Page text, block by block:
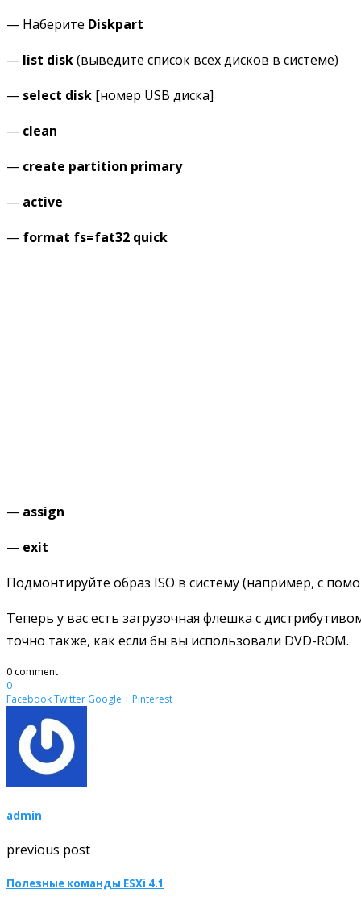
— Наберите Diskpart
— list disk(выведите список всех дисков в системе)
— select disk [номер USB диска]
— clean
— create partition primary
— active
— format fs=fat32 quick
— assign
— exit
Подмонтируйте образ ISO в систему (например, с
Теперь у вас есть загрузочная флешка с
точно также, как если бы вы использовали DVD-ROM.
0 comment
0
FacebookTwitter Google + Pinterest
admin
previous post
Полезные команды ESXi 4.1